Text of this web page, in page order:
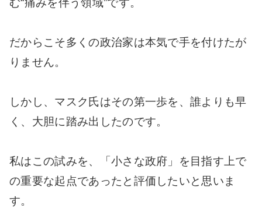
む“痛みを伴う領域”です。
だからこそ多くの政治家は本気で手を付けたが
りません。
しかし、マスク氏はその第一歩を、誰よりも早
く、大胆に踏み出したのです。
私はこの試みを、「小さな政府」を目指す上で
の重要な起点であったと評価したいと思いま
す。